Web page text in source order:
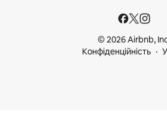
© 2026 Airbnb,
Конфіденційність